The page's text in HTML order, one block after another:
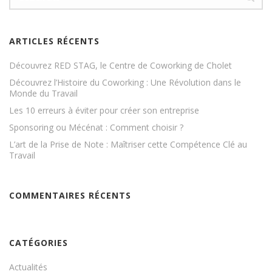
ARTICLES RÉCENTS
Découvrez RED STAG, le Centre de Coworking de Cholet
Découvrez l’Histoire du Coworking : Une Révolution dans le
Monde du Travail
Les 10 erreurs à éviter pour créer son entreprise
Sponsoring ou Mécénat : Comment choisir ?
L’art de la Prise de Note : Maîtriser cette Compétence Clé au
Travail
COMMENTAIRES RÉCENTS
CATÉGORIES
Actualités